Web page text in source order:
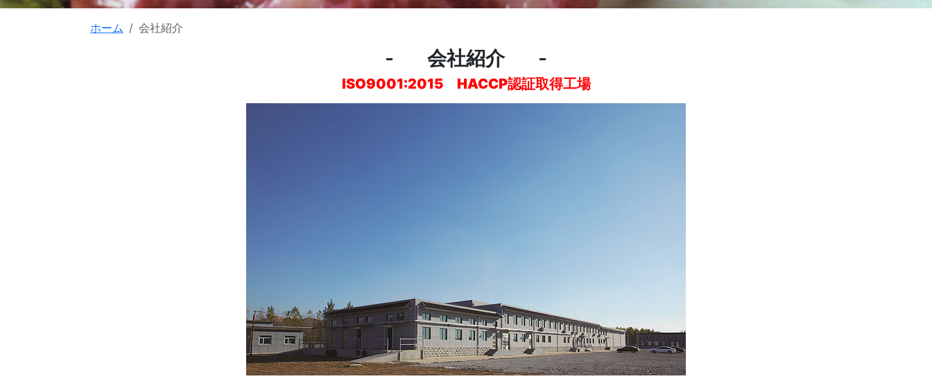
ホーム 会社紹介
会社紹介
ISO9001:2015 HACCP認証取得工場